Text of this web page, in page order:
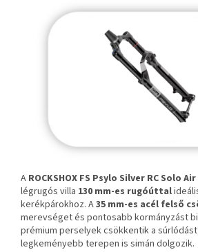
A ROCKSHOX FS Psylo Silver RC Solo
légrugós villa 130 mm-es rugóúttal
kerékpárokhoz. A35 mm-es acél felső
merevséget és pontosabb kormányzást
prémium perselyek csökkentik a
legkeményebb terepen is simán dolgozik.